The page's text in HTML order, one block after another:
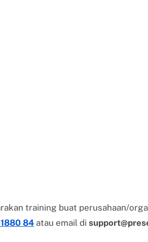
training buat perusahaan/
1880 84 atau email di